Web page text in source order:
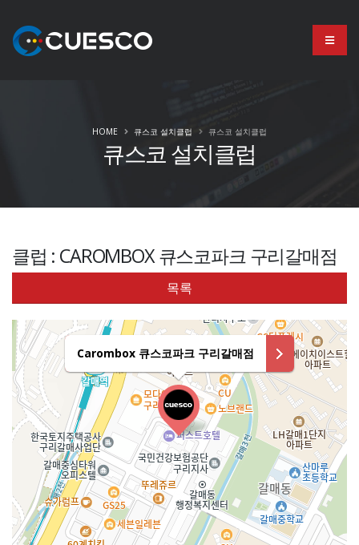
큐스코 설치클럽
HOME 큐스코 설치클럽 큐스코 설치클럽
클럽 : CAROMBOX 큐스코파크 구리갈매점
목록
Carombox 큐스코파크 구리갈매점